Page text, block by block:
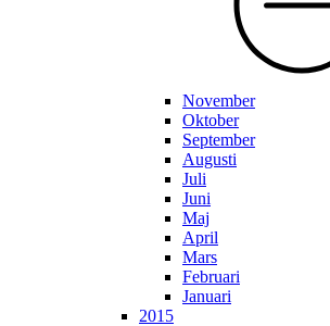
November
Oktober
September
Augusti
Juli
Juni
Maj
April
Mars
Februari
Januari
2015